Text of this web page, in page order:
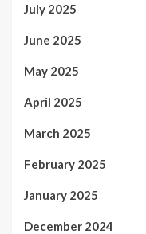
July 2025
June 2025
May 2025
April 2025
March 2025
February 2025
January 2025
December 2024